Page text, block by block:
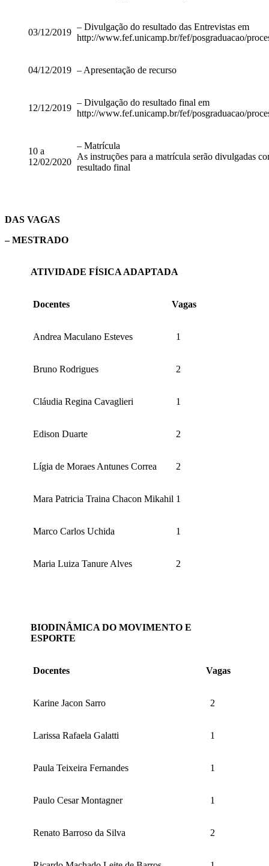
03/12/2019
– Divulgação do resultado das Entrevistas em
http://www.fef.unicamp.br/fef/posgraduacao/
04/12/2019 – Apresentação de recurso
12/12/2019
– Divulgação do resultado final em
http://www.fef.unicamp.br/fef/posgraduacao/
10 a
12/02/2020
– Matrícula
As instruções para a matrícula serão divulgadas
resultado final
DAS VAGAS
– MESTRADO
ATIVIDADE FÍSICA ADAPTADA
Docentes Vagas
Andrea Maculano Esteves 1
Bruno Rodrigues 2
Cláudia Regina Cavaglieri 1
Edison Duarte 2
Lígia de Moraes Antunes Correa 2
Mara Patricia Traina Chacon Mikahil 1
Marco Carlos Uchida 1
Maria Luiza Tanure Alves 2
BIODINÂMICA DO MOVIMENTO E
ESPORTE
Docentes Vagas
Karine Jacon Sarro 2
Larissa Rafaela Galatti 1
Paula Teixeira Fernandes 1
Paulo Cesar Montagner 1
Renato Barroso da Silva 2